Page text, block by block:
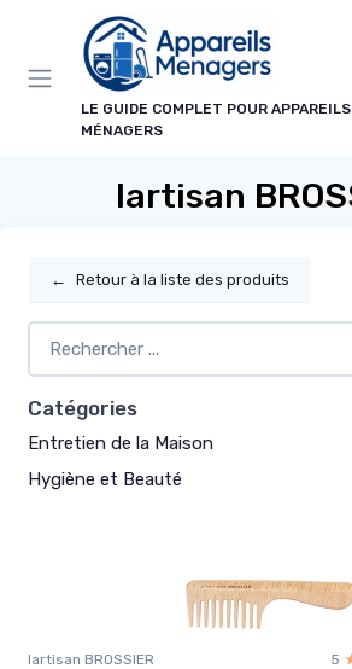
LE GUIDE COMPLET POUR APPAREILS
MÉNAGERS
lartisan
← Retour à la liste des produits
Catégories
Entretien de la Maison
Hygiène et Beauté
lartisan BROSSIER 5
Panneau de gestion des cookies